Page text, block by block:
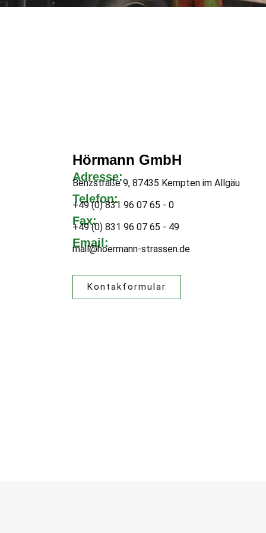
Hörmann GmbH
Adresse:
Benzstraße 9, 87435 Kempten im Allgäu
Telefon:
+49 (0) 831 96 07 65 - 0
Fax:
+49 (0) 831 96 07 65 - 49
Email:
mail@hoermann-strassen.de
Kontakformular